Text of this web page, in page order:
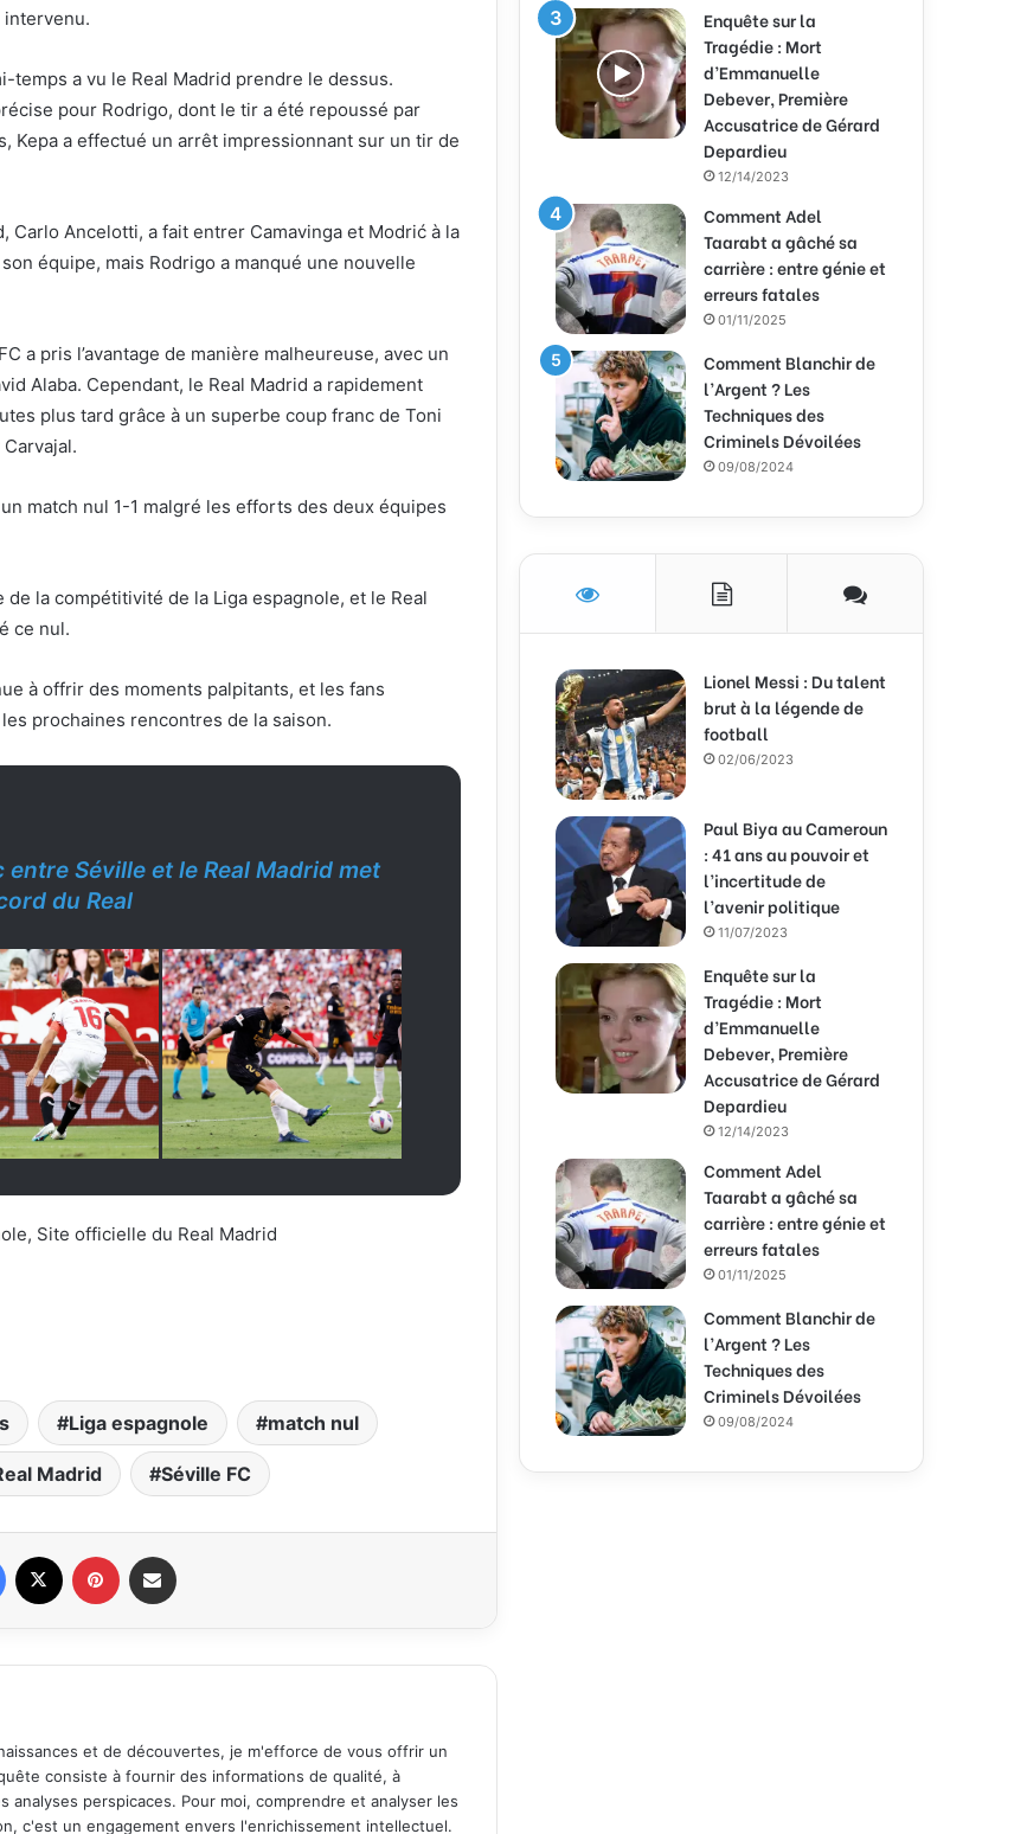
intervenu.
temps a vu le Real Madrid prendre le dessus.
pour Rodrigo, dont le tir a été repoussé par
Kepa a effectué un arrêt impressionnant sur un tir de
Carlo Ancelotti, a fait entrer Camavinga et Modrić à la
équipe, mais Rodrigo a manqué une nouvelle
a pris l’avantage de manière malheureuse, avec un
Alaba. Cependant, le Real Madrid a rapidement
plus tard grâce à un superbe coup franc de Toni
match nul 1-1 malgré les efforts des deux équipes
de la compétitivité de la Liga espagnole, et le Real
ce nul.
à offrir des moments palpitants, et les fans
prochaines rencontres de la saison.
entre Séville et le Real Madrid met
du Real
Site officielle du Real Madrid
Liga espagnole match nul
Madrid Séville FC
et de découvertes, je m'efforce de vous offrir un
consiste à fournir des informations de qualité, à
perspicaces. Pour moi, comprendre et analyser les
c'est un engagement envers l'enrichissement intellectuel.
Enquête sur la
Tragédie : Mort
d’Emmanuelle
Debever, Première
Accusatrice de Gérard
Depardieu
12/14/2023
Comment Adel
Taarabt a gâché sa
carrière : entre génie et
erreurs fatales
01/11/2025
Comment Blanchir de
l’Argent ? Les
Techniques des
Criminels Dévoilées
09/08/2024
Lionel Messi : Du talent
brut à la légende de
football
02/06/2023
Paul Biya au Cameroun
: 41 ans au pouvoir et
l’incertitude de
l’avenir politique
11/07/2023
Enquête sur la
Tragédie : Mort
d’Emmanuelle
Debever, Première
Accusatrice de Gérard
Depardieu
12/14/2023
Comment Adel
Taarabt a gâché sa
carrière : entre génie et
erreurs fatales
01/11/2025
Comment Blanchir de
l’Argent ? Les
Techniques des
Criminels Dévoilées
09/08/2024